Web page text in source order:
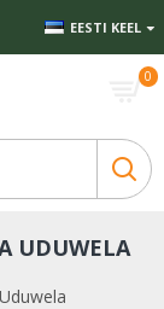
EESTI KEEL
0
UDUWELA